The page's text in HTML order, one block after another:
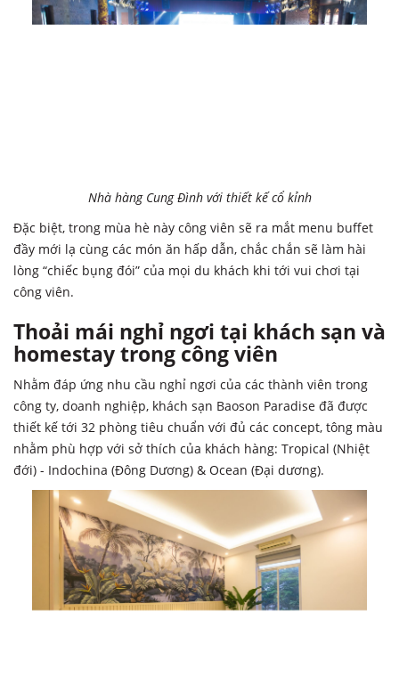
Nhà hàng Cung Đình với thiết kế cổ kỉnh
Đặc biệt, trong mùa hè này công viên sẽ ra mắt menu buffet
đầy mới lạ cùng các món ăn hấp dẫn, chắc chắn sẽ làm hài
lòng “chiếc bụng đói” của mọi du khách khi tới vui chơi tại
công viên.
Thoải mái nghỉ ngơi tại khách sạn và
homestay trong công viên
Nhằm đáp ứng nhu cầu nghỉ ngơi của các thành viên trong
công ty, doanh nghiệp, khách sạn Baoson Paradise đã được
thiết kế tới 32 phòng tiêu chuẩn với đủ các concept, tông màu
nhằm phù hợp với sở thích của khách hàng: Tropical (Nhiệt
đới) - Indochina (Đông Dương) & Ocean (Đại dương).